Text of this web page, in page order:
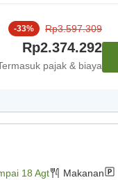
-33% Rp3.597.309
Rp2.374.292
pajak & biaya
18 Agt Makanan